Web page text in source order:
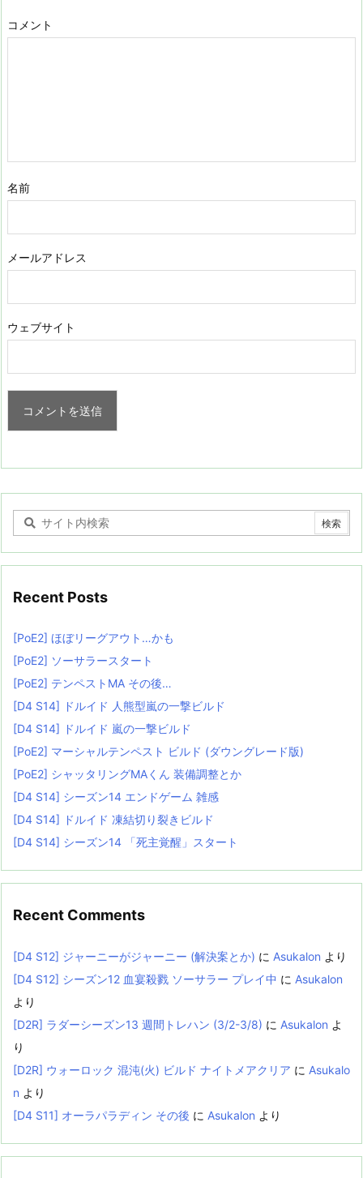
コメント
名前
メールアドレス
ウェブサイト
Recent Posts
[PoE2] ほぼリーグアウト…かも
[PoE2] ソーサラースタート
[PoE2] テンペストMA その後…
[D4 S14] ドルイド 人熊型嵐の一撃ビルド
[D4 S14] ドルイド 嵐の一撃ビルド
[PoE2] マーシャルテンペスト ビルド (ダウングレード版)
[PoE2] シャッタリングMAくん 装備調整とか
[D4 S14] シーズン14 エンドゲーム 雑感
[D4 S14] ドルイド 凍結切り裂きビルド
[D4 S14] シーズン14 「死主覚醒」スタート
Recent Comments
[D4 S12] ジャーニーがジャーニー (解決案とか) に Asukalon より
[D4 S12] シーズン12 血宴殺戮 ソーサラー プレイ中 に Asukalon
より
[D2R] ラダーシーズン13 週間トレハン (3/2-3/8) に Asukalon よ
り
[D2R] ウォーロック 混沌(火) ビルド ナイトメアクリア に Asukalo
n より
[D4 S11] オーラパラディン その後 に Asukalon より